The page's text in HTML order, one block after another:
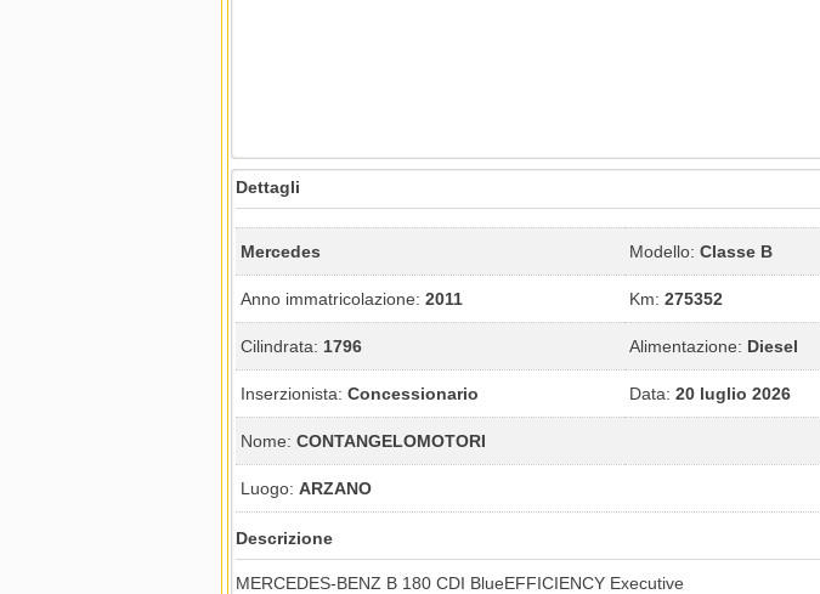
Dettagli
Mercedes Modello: Classe B
Anno immatricolazione: 2011 Km: 275352
Cilindrata: 1796 Alimentazione: Diesel
Inserzionista: Concessionario Data: 20 luglio 2026
Nome: CONTANGELOMOTORI
Luogo: ARZANO
Descrizione
MERCEDES-BENZ B 180 CDI BlueEFFICIENCY Executive